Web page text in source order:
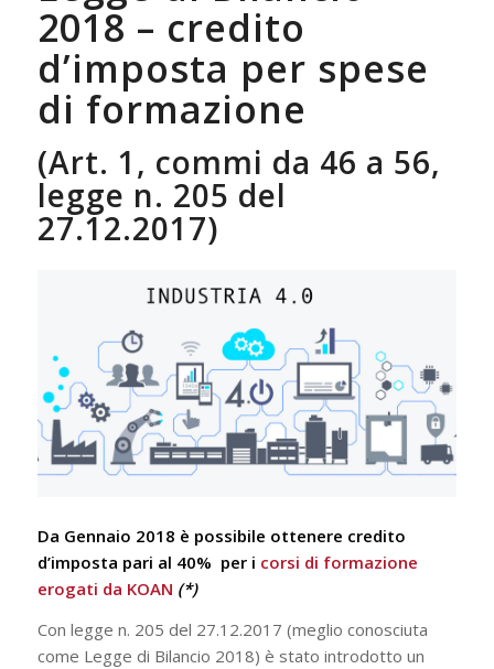
2018 – credito
d’imposta per spese
di formazione
(Art. 1, commi da 46 a 56,
legge n. 205 del
27.12.2017)
Da Gennaio 2018 è possibile ottenere credito
d’imposta pari al 40% per i corsi di formazione
erogati da KOAN (*)
Con legge n. 205 del 27.12.2017 (meglio conosciuta
come Legge di Bilancio 2018) è stato introdotto un